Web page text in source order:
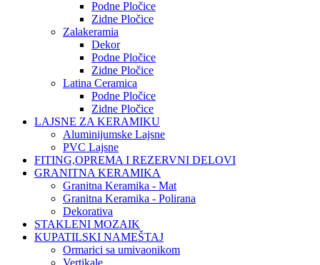
Podne Pločice
Zidne Pločice
Zalakeramia
Dekor
Podne Pločice
Zidne Pločice
Latina Ceramica
Podne Pločice
Zidne Pločice
LAJSNE ZA KERAMIKU
Aluminijumske Lajsne
PVC Lajsne
FITING,OPREMA I REZERVNI DELOVI
GRANITNA KERAMIKA
Granitna Keramika - Mat
Granitna Keramika - Polirana
Dekorativa
STAKLENI MOZAIK
KUPATILSKI NAMEŠTAJ
Ormarici sa umivaonikom